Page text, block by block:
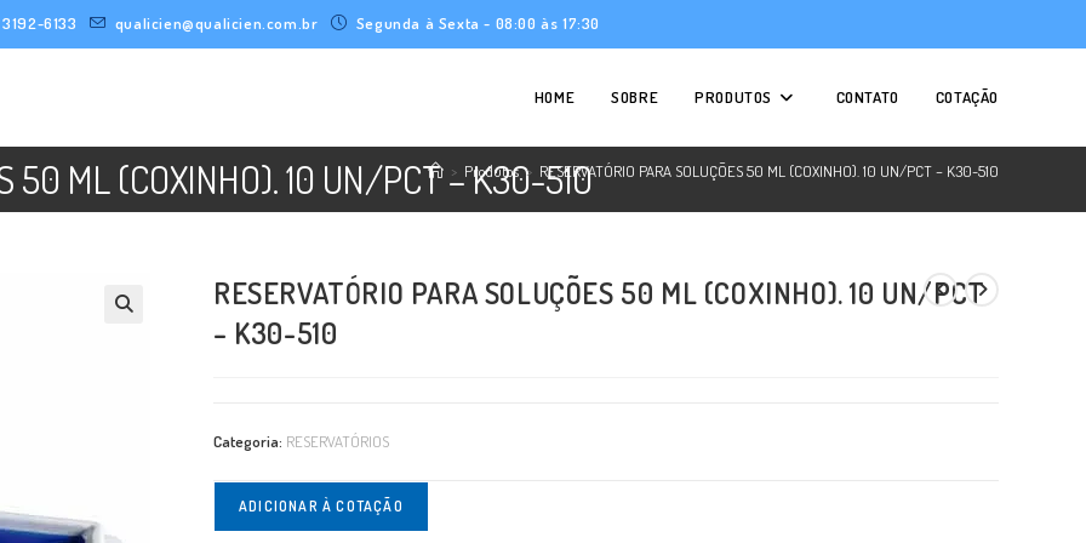
6133 qualicien@qualicien.com.br Segunda à Sexta - 08:00 às 17:30
HOME SOBRE PRODUTOS CONTATO COTAÇÃO
50 ML (COXINHO). 10 UN/PCT – K30-510
> Produtos > RESERVATÓRIO PARA SOLUÇÕES 50 ML (COXINHO). 10 UN/PCT – K30-510
RESERVATÓRIO PARA SOLUÇÕES 50 ML (COXINHO). 10 UN/PCT
– K30-510
Categoria: RESERVATÓRIOS
ADICIONAR À COTAÇÃO